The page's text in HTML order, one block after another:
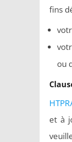
fins
ou
et à